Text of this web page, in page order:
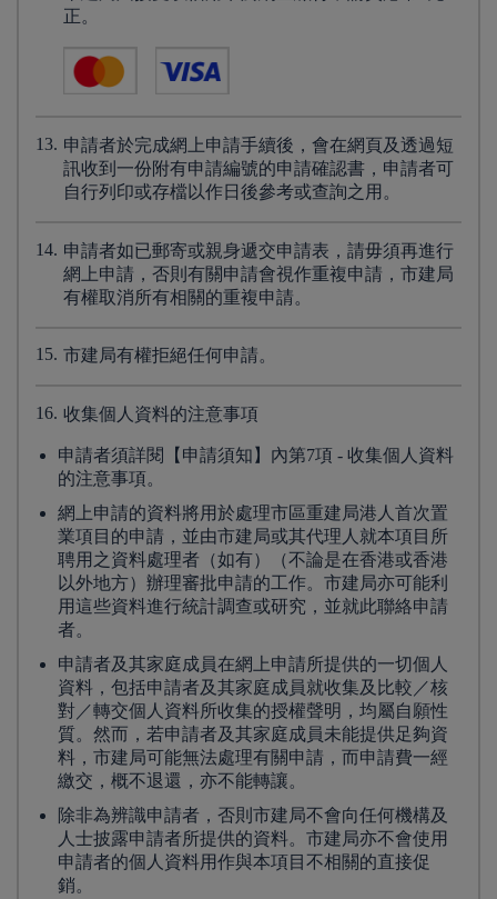
正。
13. 申請者於完成網上申請手續後，會在網頁及透過短
訊收到一份附有申請編號的申請確認書，申請者可
自行列印或存檔以作日後參考或查詢之用。
14. 申請者如已郵寄或親身遞交申請表，請毋須再進行
網上申請，否則有關申請會視作重複申請，市建局
有權取消所有相關的重複申請。
15. 市建局有權拒絕任何申請。
16. 收集個人資料的注意事項
申請者須詳閱【申請須知】內第7項 - 收集個人資料
的注意事項。
網上申請的資料將用於處理市區重建局港人首次置
業項目的申請，並由市建局或其代理人就本項目所
聘用之資料處理者（如有）（不論是在香港或香港
以外地方）辦理審批申請的工作。市建局亦可能利
用這些資料進行統計調查或研究，並就此聯絡申請
者。
申請者及其家庭成員在網上申請所提供的一切個人
資料，包括申請者及其家庭成員就收集及比較／核
對／轉交個人資料所收集的授權聲明，均屬自願性
質。然而，若申請者及其家庭成員未能提供足夠資
料，市建局可能無法處理有關申請，而申請費一經
繳交，概不退還，亦不能轉讓。
除非為辨識申請者，否則市建局不會向任何機構及
人士披露申請者所提供的資料。市建局亦不會使用
申請者的個人資料用作與本項目不相關的直接促
銷。